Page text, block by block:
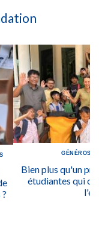
Bien plus qu'un
étudiantes qui